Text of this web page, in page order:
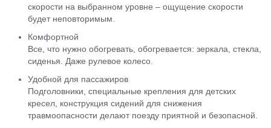
скорости на выбранном уровне – ощущение скорости
будет неповторимым.
Комфортной
Все, что нужно обогревать, обогревается: зеркала, стекла,
сиденья. Даже рулевое колесо.
Удобной для пассажиров
Подголовники, специальные крепления для детских
кресел, конструкция сидений для снижения
травмоопасности делают поезду приятной и безопасной.